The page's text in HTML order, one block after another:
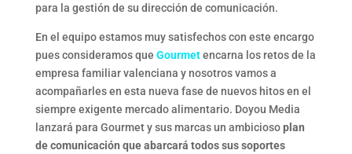
para la gestión de su dirección de comunicación.
En el equipo estamos muy satisfechos con este encargo
pues consideramos que Gourmetencarna los retos de la
empresa familiar valenciana y nosotros vamos a
acompañarles en esta nueva fase de nuevos hitos en el
siempre exigente mercado alimentario. Doyou Media
lanzará para Gourmet y sus marcas un ambiciosoplan
de comunicación que abarcará todos sus soportes